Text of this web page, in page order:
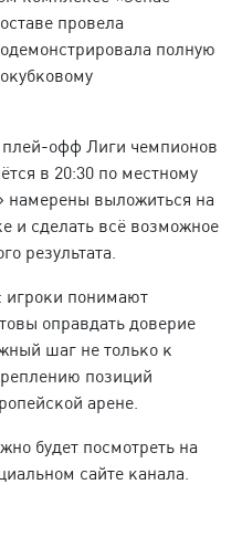
провела
полную
офф Лиги чемпионов
в 20:30 по местному
намерены выложиться на
и сделать всё возможное
результата.
игроки понимают
оправдать доверие
шаг не только к
позиций
арене.
будет посмотреть на
сайте канала.